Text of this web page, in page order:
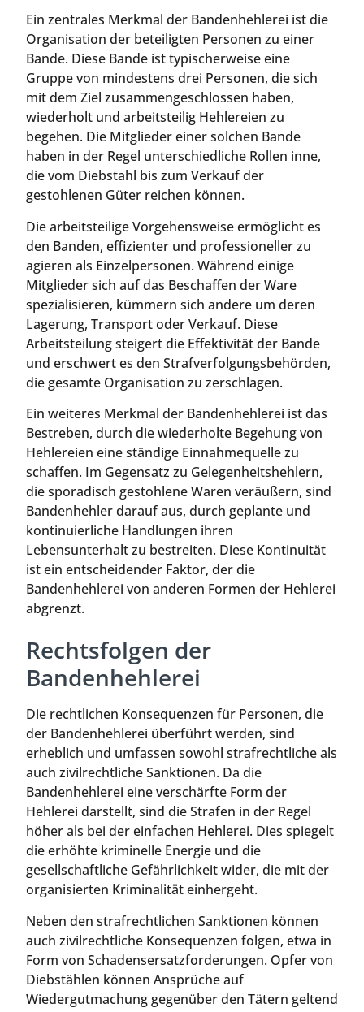
Ein zentrales Merkmal der Bandenhehlerei ist die
Organisation der beteiligten Personen zu einer
Bande. Diese Bande ist typischerweise eine
Gruppe von mindestens drei Personen, die sich
mit dem Ziel zusammengeschlossen haben,
wiederholt und arbeitsteilig Hehlereien zu
begehen. Die Mitglieder einer solchen Bande
haben in der Regel unterschiedliche Rollen inne,
die vom Diebstahl bis zum Verkauf der
gestohlenen Güter reichen können.
Die arbeitsteilige Vorgehensweise ermöglicht es
den Banden, effizienter und professioneller zu
agieren als Einzelpersonen. Während einige
Mitglieder sich auf das Beschaffen der Ware
spezialisieren, kümmern sich andere um deren
Lagerung, Transport oder Verkauf. Diese
Arbeitsteilung steigert die Effektivität der Bande
und erschwert es den Strafverfolgungsbehörden,
die gesamte Organisation zu zerschlagen.
Ein weiteres Merkmal der Bandenhehlerei ist das
Bestreben, durch die wiederholte Begehung von
Hehlereien eine ständige Einnahmequelle zu
schaffen. Im Gegensatz zu Gelegenheitshehlern,
die sporadisch gestohlene Waren veräußern, sind
Bandenhehler darauf aus, durch geplante und
kontinuierliche Handlungen ihren
Lebensunterhalt zu bestreiten. Diese Kontinuität
ist ein entscheidender Faktor, der die
Bandenhehlerei von anderen Formen der Hehlerei
abgrenzt.
Rechtsfolgen der
Bandenhehlerei
Die rechtlichen Konsequenzen für Personen, die
der Bandenhehlerei überführt werden, sind
erheblich und umfassen sowohl strafrechtliche als
auch zivilrechtliche Sanktionen. Da die
Bandenhehlerei eine verschärfte Form der
Hehlerei darstellt, sind die Strafen in der Regel
höher als bei der einfachen Hehlerei. Dies spiegelt
die erhöhte kriminelle Energie und die
gesellschaftliche Gefährlichkeit wider, die mit der
organisierten Kriminalität einhergeht.
Neben den strafrechtlichen Sanktionen können
auch zivilrechtliche Konsequenzen folgen, etwa in
Form von Schadensersatzforderungen. Opfer von
Diebstählen können Ansprüche auf
Wiedergutmachung gegenüber den Tätern geltend